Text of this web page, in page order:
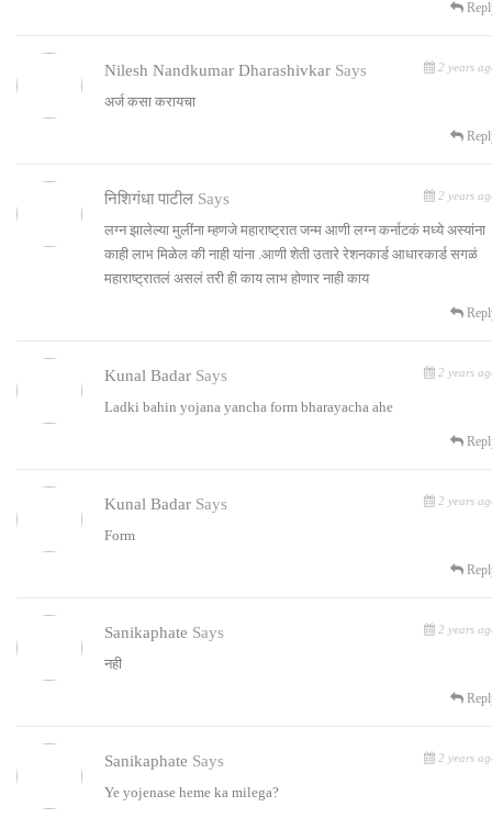
Nilesh Nandkumar Dharashivkar Says 2 years
अर्ज कसा करायचा
निशिगंधा पाटील Says 2 years
लग्न झालेल्या मुलींना म्हणजे महाराष्ट्रात जन्म आणी लग्न कर्नाटकं मध्ये अस्यांना
काही लाभ मिळेल की नाही यांना .आणी शेती उतारे रेशनकार्ड आधारकार्ड सगळं
महाराष्ट्रातलं असलं तरी ही काय लाभ होणार नाही काय
Kunal Badar Says 2 years
Ladki bahin yojana yancha form bharayacha ahe
Kunal Badar Says 2 years
Form
Sanikaphate Says 2 years
नही
Sanikaphate Says 2 years
Ye yojenase heme ka milega?